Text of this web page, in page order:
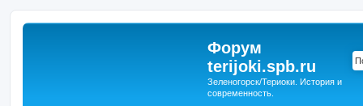
Форум
terijoki.spb.ru
Зеленогорск/Териоки. История и
современность.